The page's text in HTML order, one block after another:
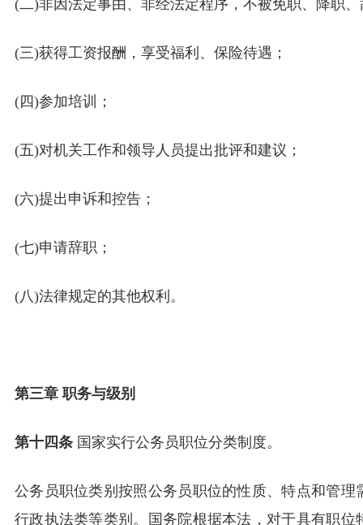
(二)非因法定事由、非经法定程序，不被免职、降职
(三)获得工资报酬，享受福利、保险待遇；
(四)参加培训；
(五)对机关工作和领导人员提出批评和建议；
(六)提出申诉和控告；
(七)申请辞职；
(八)法律规定的其他权利。
第三章 职务与级别
第十四条国家实行公务员职位分类制度。
公务员职位类别按照公务员职位的性质、特点和管
行政执法类等类别。国务院根据本法，对于具有职